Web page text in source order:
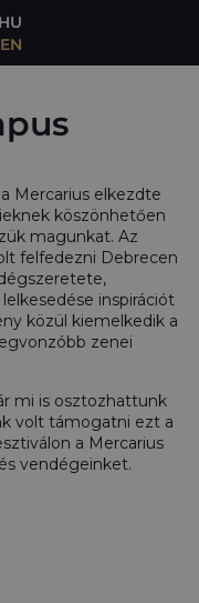
HU
EN
Mercarius elkezdte
köszönhetően
magunkat. Az
felfedezni Debrecen
inspirációt
közül kiemelkedik a
zenei
mi is osztozhattunk
volt támogatni ezt a
a Mercarius
vendégeinket.